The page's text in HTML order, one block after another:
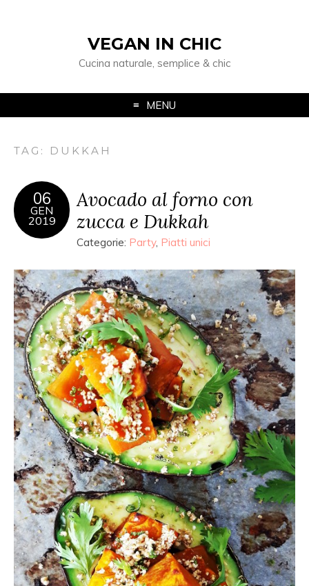
VEGAN IN CHIC
Cucina naturale, semplice & chic
MENU
TAG: DUKKAH
06
GEN
2019
Avocado al forno con
zucca e Dukkah
Categorie: Party, Piatti unici